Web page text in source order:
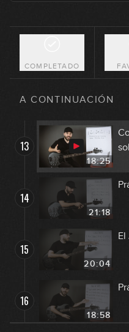
COMPLETADO
A CONTINUACIÓN
12
13
18:25
14
21:18
15
20:04
El
16
18:58